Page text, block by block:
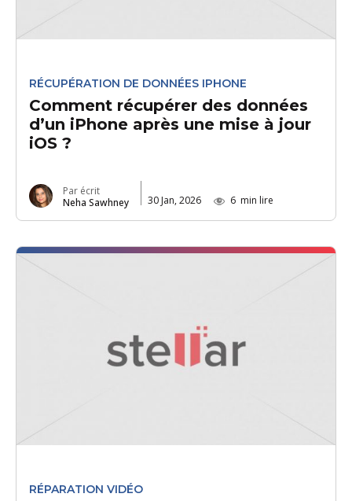
RÉCUPÉRATION DE DONNÉES IPHONE
Comment récupérer des données
d’un iPhone après une mise à jour
iOS ?
Par écrit
Neha Sawhney
30 Jan, 2026 6 min lire
RÉPARATION VIDÉO